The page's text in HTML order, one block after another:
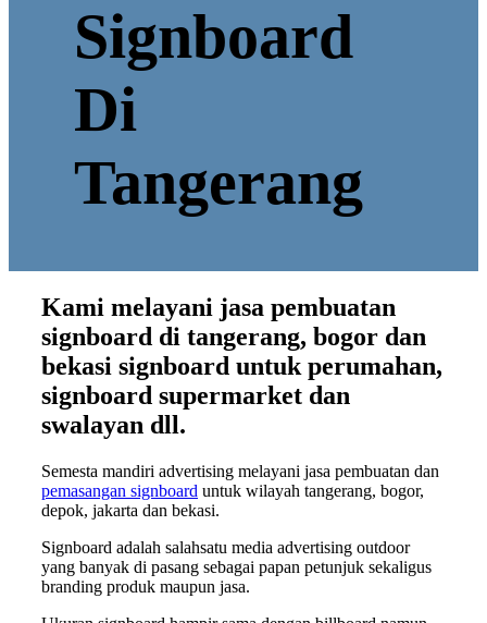
Signboard
Di
Tangerang
Kami melayani jasa pembuatan
signboard di tangerang, bogor dan
bekasi signboard untuk perumahan,
signboard supermarket dan
swalayan dll.
Semesta mandiri advertising melayani jasa pembuatan dan
pemasangan signboard untuk wilayah tangerang, bogor,
depok, jakarta dan bekasi.
Signboard adalah salahsatu media advertising outdoor
yang banyak di pasang sebagai papan petunjuk sekaligus
branding produk maupun jasa.